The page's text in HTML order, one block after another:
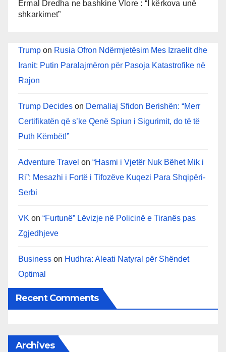
Ermal Dredha ne bashkine Vlore : “I kërkova unë
shkarkimet”
Trump on Rusia Ofron Ndërmjetësim Mes Izraelit dhe
Iranit: Putin Paralajmëron për Pasoja Katastrofike në
Rajon
Trump Decides on Demaliaj Sfidon Berishën: “Merr
Certifikatën që s’ke Qenë Spiun i Sigurimit, do të të
Puth Këmbët!”
Adventure Travel on “Hasmi i Vjetër Nuk Bëhet Mik i
Ri”: Mesazhi i Fortë i Tifozëve Kuqezi Para Shqipëri-
Serbi
VK on “Furtunë” Lëvizje në Policinë e Tiranës pas
Zgjedhjeve
Business on Hudhra: Aleati Natyral për Shëndet
Optimal
Recent Comments
Archives